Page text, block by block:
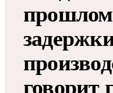
говорит